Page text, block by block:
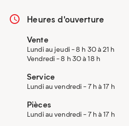
Heures d'ouverture
Vente
Lundi au jeudi - 8 h 30 à 21 h
Vendredi - 8 h 30 à 18 h
Service
Lundi au vendredi - 7 h à 17 h
Pièces
Lundi au vendredi - 7 h à 17 h